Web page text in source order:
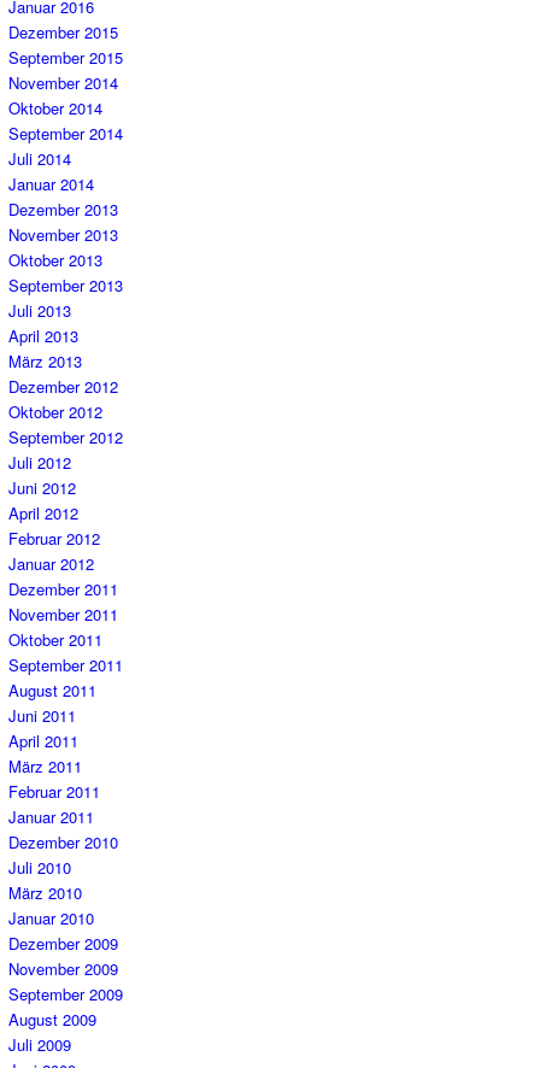
Januar 2016
Dezember 2015
September 2015
November 2014
Oktober 2014
September 2014
Juli 2014
Januar 2014
Dezember 2013
November 2013
Oktober 2013
September 2013
Juli 2013
April 2013
März 2013
Dezember 2012
Oktober 2012
September 2012
Juli 2012
Juni 2012
April 2012
Februar 2012
Januar 2012
Dezember 2011
November 2011
Oktober 2011
September 2011
August 2011
Juni 2011
April 2011
März 2011
Februar 2011
Januar 2011
Dezember 2010
Juli 2010
März 2010
Januar 2010
Dezember 2009
November 2009
September 2009
August 2009
Juli 2009